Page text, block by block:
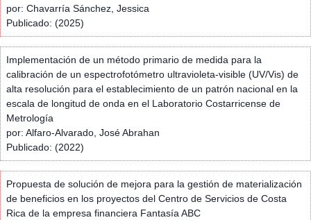
por: Chavarría Sánchez, Jessica
Publicado: (2025)
Implementación de un método primario de medida para la
calibración de un espectrofotómetro ultravioleta-visible (UV/Vis) de
alta resolución para el establecimiento de un patrón nacional en la
escala de longitud de onda en el Laboratorio Costarricense de
Metrología
por: Alfaro-Alvarado, José Abrahan
Publicado: (2022)
Propuesta de solución de mejora para la gestión de materialización
de beneficios en los proyectos del Centro de Servicios de Costa
Rica de la empresa financiera Fantasía ABC